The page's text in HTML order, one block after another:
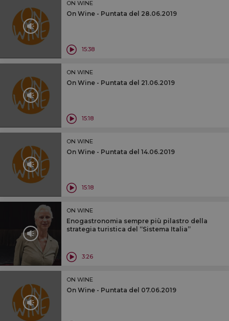
ON WINE
On Wine - Puntata del 28.06.2019
15:38
ON WINE
On Wine - Puntata del 21.06.2019
15:18
ON WINE
On Wine - Puntata del 14.06.2019
15:18
ON WINE
Enogastronomia sempre più pilastro della
strategia turistica del “Sistema Italia”
3:26
ON WINE
On Wine - Puntata del 07.06.2019